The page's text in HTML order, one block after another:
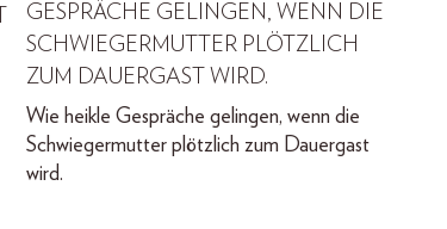
GESPRÄCHE GELINGEN, WENN DIE
SCHWIEGERMUTTER PLÖTZLICH
ZUM DAUERGAST WIRD.
Wie heikle Gespräche gelingen, wenn die
Schwiegermutter plötzlich zum Dauergast
wird.